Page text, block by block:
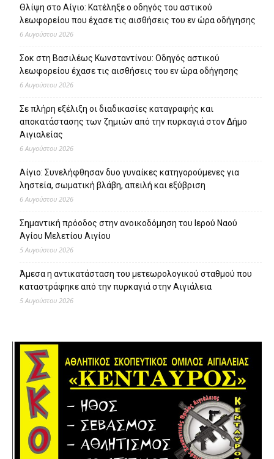
Θλίψη στο Αίγιο: Κατέληξε ο οδηγός του αστικού
λεωφορείου που έχασε τις αισθήσεις του εν ώρα οδήγησης
6 Αυγούστου 2026
Σοκ στη Βασιλέως Κωνσταντίνου: Οδηγός αστικού
λεωφορείου έχασε τις αισθήσεις του εν ώρα οδήγησης
6 Αυγούστου 2026
Σε πλήρη εξέλιξη οι διαδικασίες καταγραφής και
αποκατάστασης των ζημιών από την πυρκαγιά στον Δήμο
Αιγιαλείας
6 Αυγούστου 2026
Αίγιο: Συνελήφθησαν δυο γυναίκες κατηγορούμενες για
ληστεία, σωματική βλάβη, απειλή και εξύβριση
6 Αυγούστου 2026
Σημαντική πρόοδος στην ανοικοδόμηση του Ιερού Ναού
Αγίου Μελετίου Αιγίου
5 Αυγούστου 2026
Άμεσα η αντικατάσταση του μετεωρολογικού σταθμού που
καταστράφηκε από την πυρκαγιά στην Αιγιάλεια
5 Αυγούστου 2026